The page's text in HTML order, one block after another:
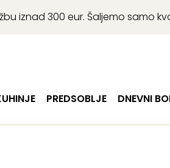
iznad 300 eur. Šaljemo samo
PREDSOBLJE DNEVNI